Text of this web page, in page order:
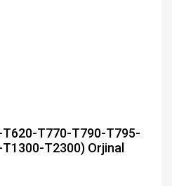
T620-T770-T790-T795-
T2300) Orjinal